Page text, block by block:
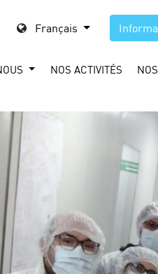
Français
NOS ACTIVITÉS